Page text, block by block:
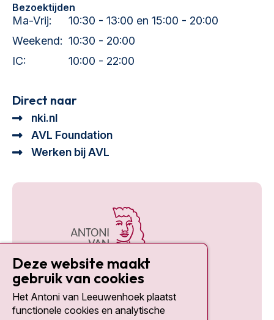
Bezoektijden
Ma-Vrij:
10:30 - 13:00 en 15:00 - 20:00
Weekend: 10:30 - 20:00
IC:
10:00 - 22:00
Direct naar
nki.nl
AVL Foundation
Werken bij AVL
Social media
Deze website maakt
gebruik van cookies
Het Antoni van Leeuwenhoek plaatst
functionele cookies en analytische